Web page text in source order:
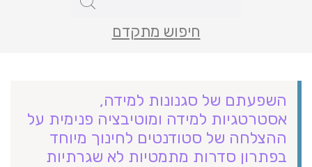
חיפוש מתקדם
השפעתם של סגנונות למידה,
אסטרטגיות למידה ומוטיבציה פנימית על
ההצלחה של סטודנטים לחינוך מיוחד
בפתרון סדרות מתמטיות לא שגרתיות